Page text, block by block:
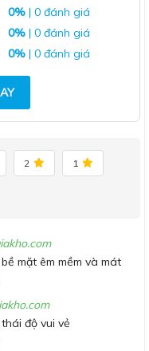
0% | 0 đánh giá
0% | 0 đánh giá
0% | 0 đánh giá
2 1
mặt êm mềm và mát
độ vui vẻ